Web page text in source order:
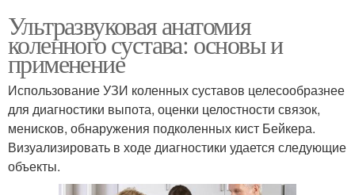
Ультразвуковая анатомия
коленного сустава: основы и
применение
Использование УЗИ коленных суставов целесообразнее
для диагностики выпота, оценки целостности связок,
менисков, обнаружения подколенных кист Бейкера.
Визуализировать в ходе диагностики удается следующие
объекты.